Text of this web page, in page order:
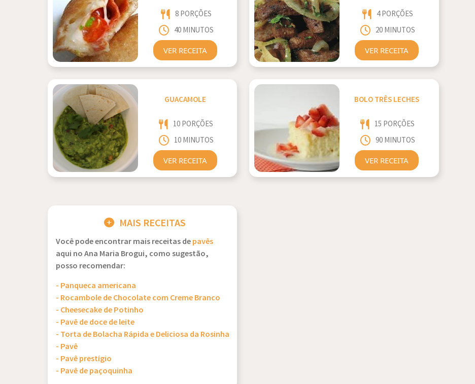
8 PORÇÕES
40 MINUTOS
VER RECEITA
4 PORÇÕES
20 MINUTOS
VER RECEITA
GUACAMOLE
10 PORÇÕES
10 MINUTOS
VER RECEITA
BOLO TRÊS LECHES
15 PORÇÕES
90 MINUTOS
VER RECEITA
MAIS RECEITAS
Você pode encontrar mais receitas depavês
aqui no Ana Maria Brogui, como sugestão,
posso recomendar:
- Panqueca americana
- Rocambole de Chocolate com Creme Branco
- Cheesecake de Potinho
- Pavê de doce de leite
- Torta de Bolacha Rápida e Deliciosa da Rosinha
- Pavê
- Pavê prestígio
- Pavê de paçoquinha